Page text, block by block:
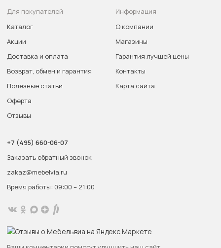
Для покупателей
Каталог
Акции
Доставка и оплата
Возврат, обмен и гарантия
Полезные статьи
Оферта
Отзывы
Информация
О компании
Магазины
Гарантия лучшей цены
Контакты
Карта сайта
+7 (495) 660-06-07
Заказать обратный звонок
zakaz@mebelvia.ru
Время работы: 09:00 – 21:00